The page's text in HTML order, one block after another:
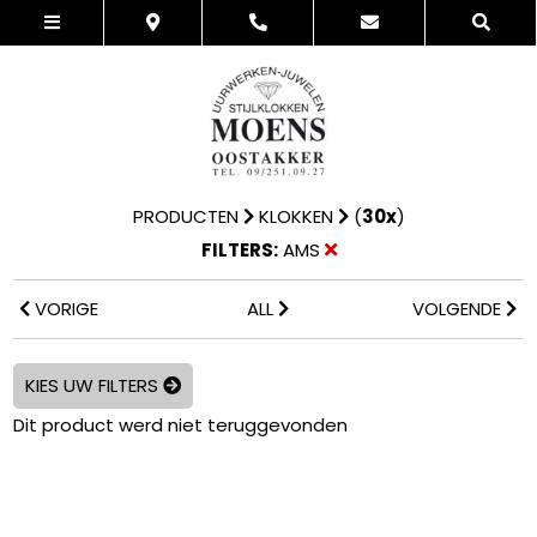
PRODUCTEN KLOKKEN (30x)
FILTERS:AMS
VORIGE ALL VOLGENDE
KIES UW FILTERS
Dit product werd niet teruggevonden